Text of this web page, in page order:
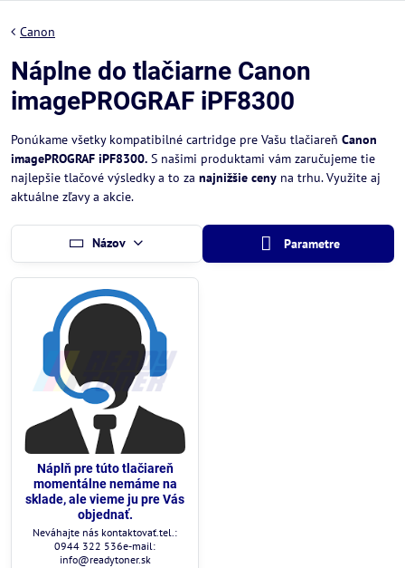
Canon
Náplne do tlačiarne Canon
imagePROGRAF iPF8300
Ponúkame všetky kompatibilné cartridge pre Vašu tlačiareň Canon
imagePROGRAF iPF8300. S našimi produktami vám zaručujeme tie
najlepšie tlačové výsledky a to za najnižšie ceny na trhu. Využite aj
aktuálne zľavy a akcie.
Názov Parametre
Náplň pre túto tlačiareň
momentálne nemáme na
sklade, ale vieme ju pre Vás
objednať.
Neváhajte nás kontaktovať.tel.:
0944 322 536e-mail:
info@readytoner.sk